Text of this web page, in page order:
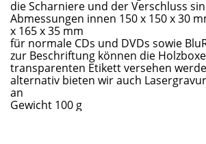
die Scharniere und der Verschluss
Abmessungen innen 150 x 150 x 30
x 165 x 35 mm
für normale CDs und DVDs sowie
zur Beschriftung können die
transparenten Etikett versehen
alternativ bieten wir auch
an
Gewicht 100 g